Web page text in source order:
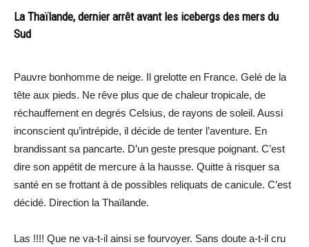
La Thaïlande, dernier arrêt avant les icebergs des mers du
Sud
Pauvre bonhomme de neige. Il grelotte en France. Gelé de la
tête aux pieds. Ne rêve plus que de chaleur tropicale, de
réchauffement en degrés Celsius, de rayons de soleil. Aussi
inconscient qu’intrépide, il décide de tenter l’aventure. En
brandissant sa pancarte. D’un geste presque poignant. C’est
dire son appétit de mercure à la hausse. Quitte à risquer sa
santé en se frottant à de possibles reliquats de canicule. C’est
décidé. Direction la Thaïlande.
Las !!!! Que ne va-t-il ainsi se fourvoyer. Sans doute a-t-il cru